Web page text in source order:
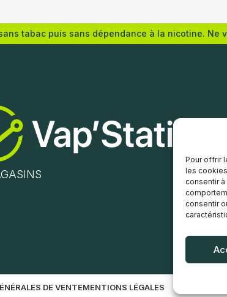
Pour offrir
les
consentir
consentir
tabac puis sans dépendance à la nicotine. Ne
DE VENTEMENTIONS LÉGALES